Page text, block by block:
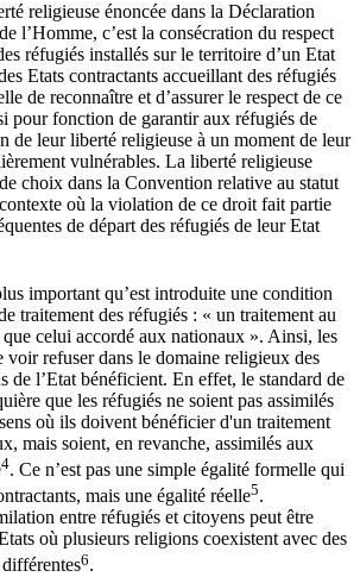
religieuse énoncée dans la Déclaration
l’Homme, c’est la consécration du respect
réfugiés installés sur le territoire d’un Etat
Etats contractants accueillant des réfugiés
de reconnaître et d’assurer le respect de ce
pour fonction de garantir aux réfugiés de
de leur liberté religieuse à un moment de leur
vulnérables. La liberté religieuse
choix dans la Convention relative au statut
où la violation de ce droit fait partie
de départ des réfugiés de leur Etat
important qu’est introduite une condition
traitement des réfugiés : « un traitement au
celui accordé aux nationaux ». Ainsi, les
voir refuser dans le domaine religieux des
de l’Etat bénéficient. En effet, le standard de
que les réfugiés ne soient pas assimilés
où ils doivent bénéficier d'un traitement
mais soient, en revanche, assimilés aux
4. Ce n’est pas une simple égalité formelle qui
mais une égalité réelle5.
entre réfugiés et citoyens peut être
où plusieurs religions coexistent avec des
6.